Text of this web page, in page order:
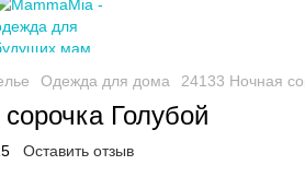
Одежда для дома 24133 Ночная
Голубой
Оставить отзыв